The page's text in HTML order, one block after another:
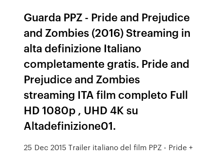
Guarda PPZ - Pride and Prejudice
and Zombies (2016) Streaming in
alta definizione Italiano
completamente gratis. Pride and
Prejudice and Zombies
streaming ITA film completo Full
HD 1080p , UHD 4K su
Altadefinizione01.
25 Dec 2015 Trailer italiano del film PPZ - Pride +